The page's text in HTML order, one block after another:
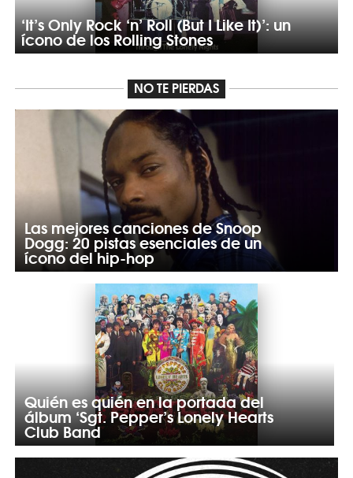
‘It’s Only Rock ‘n’ Roll (But I Like It)’: un
ícono de los Rolling Stones
NO TE PIERDAS
Las mejores canciones de Snoop
Dogg: 20 pistas esenciales de un
ícono del hip-hop
Quién es quién en la portada del
álbum ‘Sgt. Pepper’s Lonely Hearts
Club Band